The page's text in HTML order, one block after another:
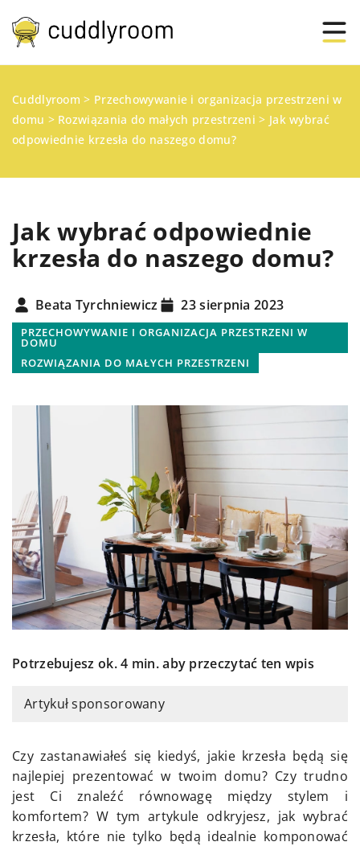
Cuddlyroom > Przechowywanie i organizacja przestrzeni w
domu > Rozwiązania do małych przestrzeni > Jak wybrać
odpowiednie krzesła do naszego domu?
Jak wybrać odpowiednie
krzesła do naszego domu?
Beata Tyrchniewicz 23 sierpnia 2023
PRZECHOWYWANIE I ORGANIZACJA PRZESTRZENI W
DOMU
ROZWIĄZANIA DO MAŁYCH PRZESTRZENI
Potrzebujesz ok. 4 min. aby przeczytać ten wpis
Artykuł sponsorowany
Czy zastanawiałeś się kiedyś, jakie krzesła będą się
najlepiej prezentować w twoim domu? Czy trudno
jest Ci znaleźć równowagę między stylem i
komfortem? W tym artykule odkryjesz, jak wybrać
krzesła, które nie tylko będą idealnie komponować